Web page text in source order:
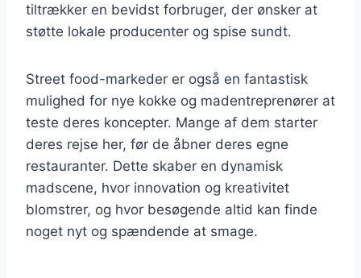
tiltrækker en bevidst forbruger, der ønsker at
støtte lokale producenter og spise sundt.
Street food-markeder er også en fantastisk
mulighed for nye kokke og madentreprenører at
teste deres koncepter. Mange af dem starter
deres rejse her, før de åbner deres egne
restauranter. Dette skaber en dynamisk
madscene, hvor innovation og kreativitet
blomstrer, og hvor besøgende altid kan finde
noget nyt og spændende at smage.